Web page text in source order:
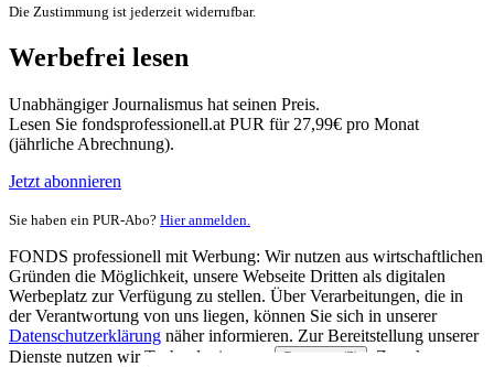
Die Zustimmung ist jederzeit widerrufbar.
Werbefrei lesen
Unabhängiger Journalismus hat seinen Preis.
Lesen Sie fondsprofessionell.at PUR für 27,99€ pro Monat
(jährliche Abrechnung).
Jetzt abonnieren
Sie haben ein PUR-Abo? Hier anmelden.
FONDS professionell mit Werbung: Wir nutzen aus wirtschaftlichen
Gründen die Möglichkeit, unsere Webseite Dritten als digitalen
Werbeplatz zur Verfügung zu stellen. Über Verarbeitungen, die in
der Verantwortung von uns liegen, können Sie sich in unserer
Datenschutzerklärung näher informieren. Zur Bereitstellung unserer
Dienste nutzen wir Technologien von
Partnern (5)
. Zwecke: